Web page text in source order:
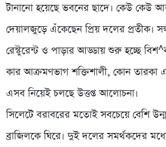
টানানো হয়েছে ভবনের ছাদে। কেউ কেউ
দেয়ালজুড়ে এঁকেছেন প্রিয় দলের প্রতীক।
রেস্টুরেন্ট ও পাড়ার আড্ডায় শুরু হচ্ছে
কার আক্রমণভাগ শক্তিশালী, কোন তারকা
এসব নিয়েই চলছে উত্তপ্ত আলোচনা।
সিলেটে বরাবরের মতোই সবচেয়ে বেশি
ব্রাজিলকে ঘিরে। দুই দলের সমর্থকদের